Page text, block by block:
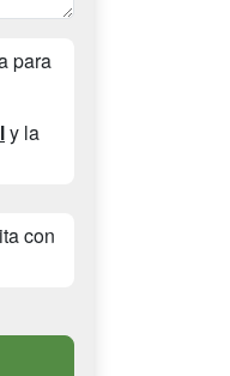
para
y la
con